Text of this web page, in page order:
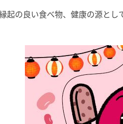
起の良い食べ物、健康の源と